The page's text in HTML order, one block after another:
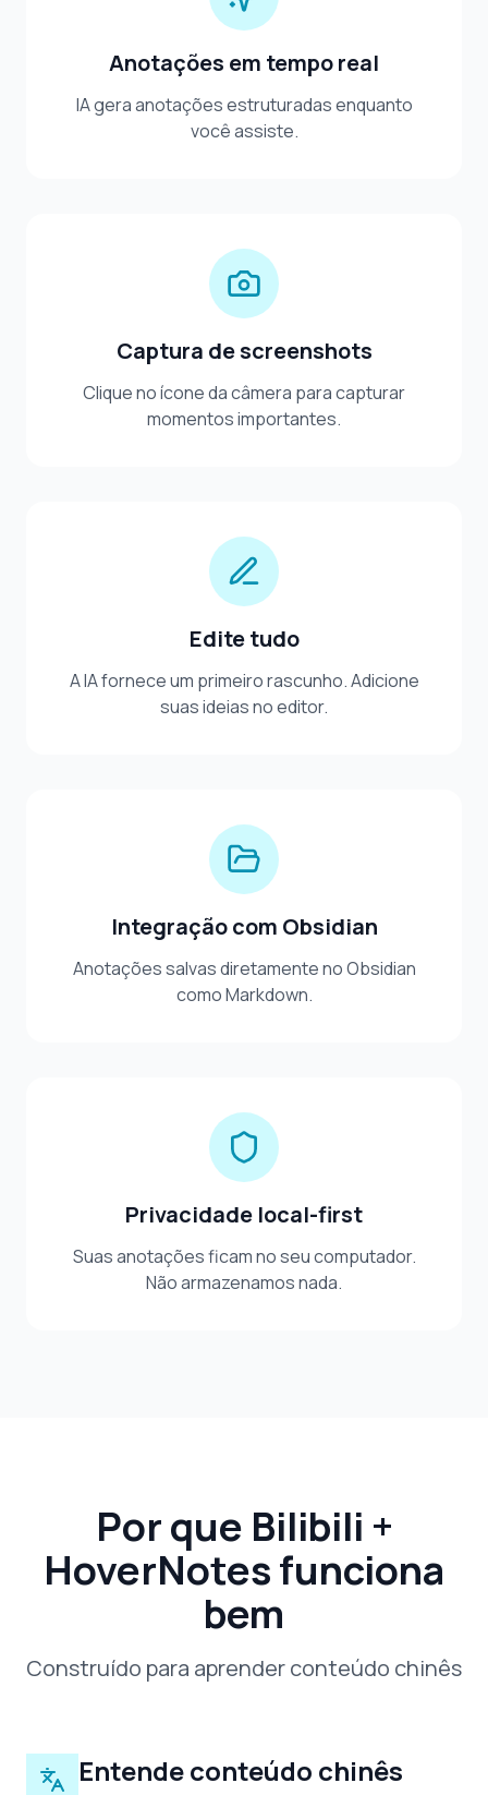
Anotações em tempo real
IA gera anotações estruturadas enquanto
você assiste.
Captura de screenshots
Clique no ícone da câmera para capturar
momentos importantes.
Edite tudo
A IA fornece um primeiro rascunho. Adicione
suas ideias no editor.
Integração com Obsidian
Anotações salvas diretamente no Obsidian
como Markdown.
Privacidade local-first
Suas anotações ficam no seu computador.
Não armazenamos nada.
Por que Bilibili +
HoverNotes funciona
bem
Construído para aprender conteúdo chinês
Entende conteúdo chinês